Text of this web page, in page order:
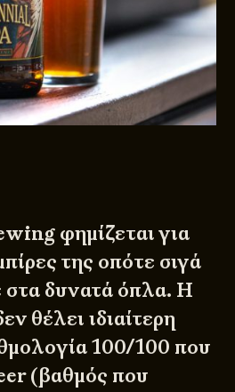
φημίζεται για
της οπότε σιγά
στα δυνατά όπλα. Η
θέλει ιδιαίτερη
100/100 που
(βαθμός που